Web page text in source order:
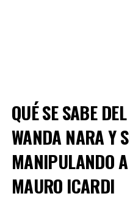
QUÉ SE SABE
WANDA NARA Y
MANIPULANDO
MAURO ICARDI